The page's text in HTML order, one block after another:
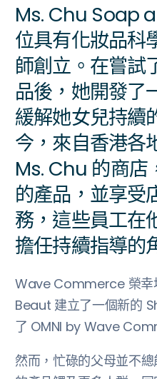
Ms. Chu Soap
位具有化妝品科
師創立。在嘗試
品後，她開發了
緩解她女兒持續
今，來自香港各
Ms. Chu 的商店
的產品，並享受
務，這些員工在
擔任持續指導的
Wave Commerce 榮幸
Beaut 建立了一個新的
了 OMNI by Wave
然而，忙碌的父母並不